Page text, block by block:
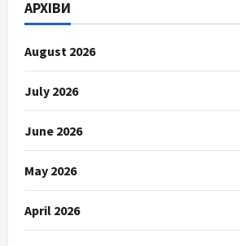
АРХІВИ
August 2026
July 2026
June 2026
May 2026
April 2026